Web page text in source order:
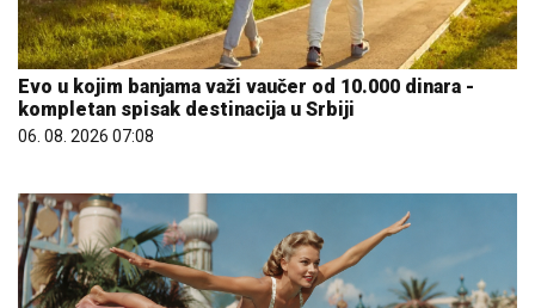
Evo u kojim banjama važi vaučer od 10.000 dinara -
kompletan spisak destinacija u Srbiji
06. 08. 2026 07:08